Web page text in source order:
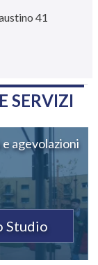
41
SERVIZI
agevolazioni
Studio